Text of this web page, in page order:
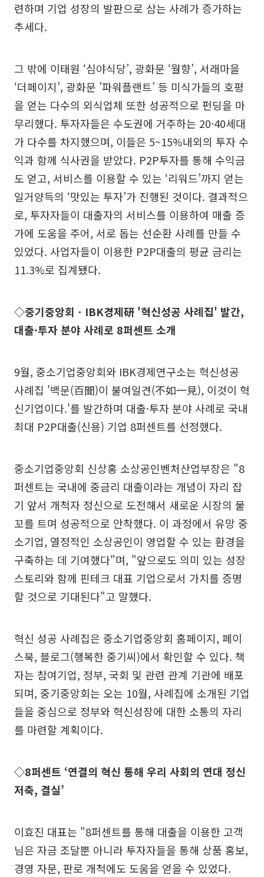
련하며 기업 성장의 발판으로 삼는 사례가 증가하는
추세다.
그 밖에 이태원 ‘심야식당’, 광화문 ‘월향’, 서래마을
‘더페이지’, 광화문 ’파워플랜트’ 등 미식가들의 호평
을 얻는 다수의 외식업체 또한 성공적으로 펀딩을 마
무리했다. 투자자들은 수도권에 거주하는 20·40세대
가 다수를 차지했으며, 이들은 5~15%내외의 투자 수
익과 함께 식사권을 받았다. P2P투자를 통해 수익금
도 얻고, 서비스를 이용할 수 있는 ‘리워드’까지 얻는
일거양득의 ‘맛있는 투자’가 진행된 것이다. 결과적으
로, 투자자들이 대출자의 서비스를 이용하여 매출 증
가에 도움을 주어, 서로 돕는 선순환 사례를 만들 수
있었다. 사업자들이 이용한 P2P대출의 평균 금리는
11.3%로 집계됐다.
◇중기중앙회ㆍIBK경제硏 '혁신성공 사례집' 발간,
대출·투자 분야 사례로 8퍼센트 소개
9월, 중소기업중앙회와 IBK경제연구소는 혁신성공
사례집 '백문(百聞)이 불여일견(不如一見), 이것이 혁
신기업이다.'를 발간하며 대출·투자 분야 사례로 국내
최대 P2P대출(신용) 기업 8퍼센트를 선정했다.
중소기업중앙회 신상홍 소상공인벤처산업부장은 "8
퍼센트는 국내에 중금리 대출이라는 개념이 자리 잡
기 앞서 개척자 정신으로 도전해서 새로운 시장의 물
꼬를 트며 성공적으로 안착했다. 이 과정에서 유망 중
소기업, 열정적인 소상공인이 영업할 수 있는 환경을
구축하는 데 기여했다"며, "앞으로도 의미 있는 성장
스토리와 함께 핀테크 대표 기업으로서 가치를 증명
할 것으로 기대된다"고 말했다.
혁신 성공 사례집은 중소기업중앙회 홈페이지, 페이
스북, 블로그(행복한 중기씨)에서 확인할 수 있다. 책
자는 참여기업, 정부, 국회 및 관련 관계 기관에 배포
되며, 중기중앙회는 오는 10월, 사례집에 소개된 기업
들을 중심으로 정부와 혁신성장에 대한 소통의 자리
를 마련할 계획이다.
◇8퍼센트 ‘연결의 혁신 통해 우리 사회의 연대 정신
저축, 결실’
이효진 대표는 "8퍼센트를 통해 대출을 이용한 고객
님은 자금 조달뿐 아니라 투자자들을 통해 상품 홍보,
경영 자문, 판로 개척에도 도움을 얻을 수 있었다.